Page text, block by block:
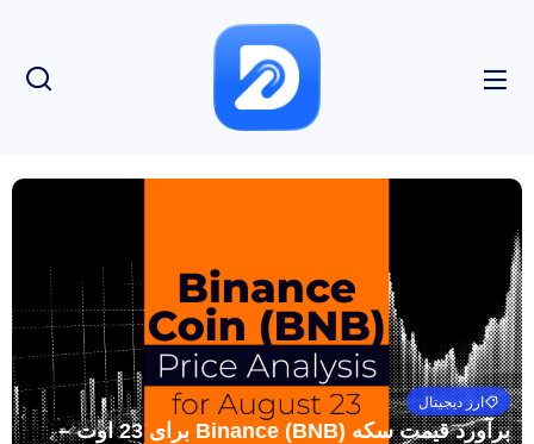
ارز دیجیتال
برآورد قیمت سکه Binance (BNB) برای 23 اوت –